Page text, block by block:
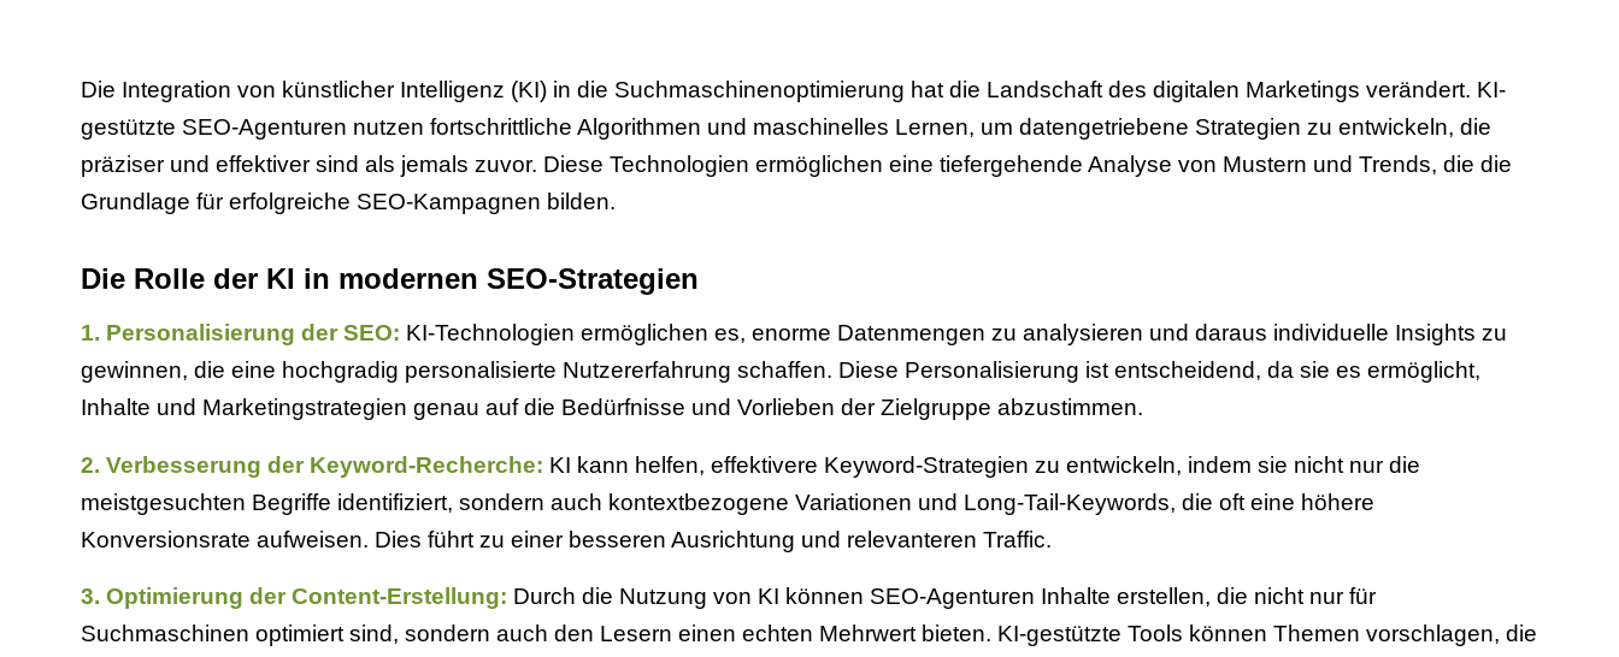
Die Integration von künstlicher Intelligenz (KI) in die Suchmaschinenoptimierung hat die Landschaft des digitalen Marketings verändert. KI-
gestützte SEO-Agenturen nutzen fortschrittliche Algorithmen und maschinelles Lernen, um datengetriebene Strategien zu entwickeln, die
präziser und effektiver sind als jemals zuvor. Diese Technologien ermöglichen eine tiefergehende Analyse von Mustern und Trends, die die
Grundlage für erfolgreiche SEO-Kampagnen bilden.
Die Rolle der KI in modernen SEO-Strategien
1. Personalisierung der SEO: KI-Technologien ermöglichen es, enorme Datenmengen zu analysieren und daraus individuelle Insights zu
gewinnen, die eine hochgradig personalisierte Nutzererfahrung schaffen. Diese Personalisierung ist entscheidend, da sie es ermöglicht,
Inhalte und Marketingstrategien genau auf die Bedürfnisse und Vorlieben der Zielgruppe abzustimmen.
2. Verbesserung der Keyword-Recherche: KI kann helfen, effektivere Keyword-Strategien zu entwickeln, indem sie nicht nur die
meistgesuchten Begriffe identifiziert, sondern auch kontextbezogene Variationen und Long-Tail-Keywords, die oft eine höhere
Konversionsrate aufweisen. Dies führt zu einer besseren Ausrichtung und relevanteren Traffic.
3. Optimierung der Content-Erstellung: Durch die Nutzung von KI können SEO-Agenturen Inhalte erstellen, die nicht nur für
Suchmaschinen optimiert sind, sondern auch den Lesern einen echten Mehrwert bieten. KI-gestützte Tools können Themen vorschlagen, die